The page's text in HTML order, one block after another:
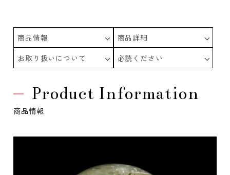
商品情報
商品詳細
お取り扱いについて
必読ください
Product Information
商品情報